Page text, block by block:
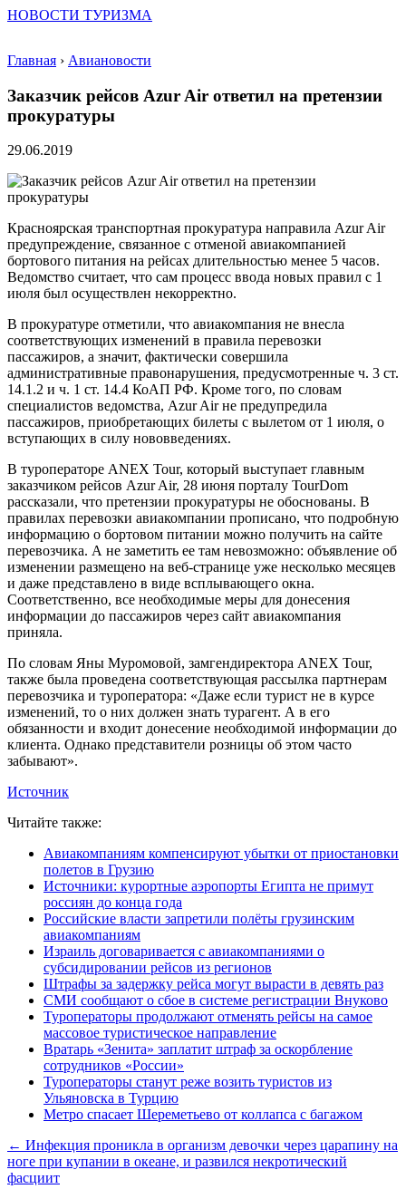
НОВОСТИ ТУРИЗМА
Главная › Авиановости
Заказчик рейсов Azur Air ответил на претензии
прокуратуры
29.06.2019
Красноярская транспортная прокуратура направила Azur Air
предупреждение, связанное с отменой авиакомпанией
бортового питания на рейсах длительностью менее 5 часов.
Ведомство считает, что сам процесс ввода новых правил с 1
июля был осуществлен некорректно.
В прокуратуре отметили, что авиакомпания не внесла
соответствующих изменений в правила перевозки
пассажиров, а значит, фактически совершила
административные правонарушения, предусмотренные ч. 3 ст.
14.1.2 и ч. 1 ст. 14.4 КоАП РФ. Кроме того, по словам
специалистов ведомства, Azur Air не предупредила
пассажиров, приобретающих билеты с вылетом от 1 июля, о
вступающих в силу нововведениях.
В туроператоре ANEX Tour, который выступает главным
заказчиком рейсов Azur Air, 28 июня порталу TourDom
рассказали, что претензии прокуратуры не обоснованы. В
правилах перевозки авиакомпании прописано, что подробную
информацию о бортовом питании можно получить на сайте
перевозчика. А не заметить ее там невозможно: объявление об
изменении размещено на веб-странице уже несколько месяцев
и даже представлено в виде всплывающего окна.
Соответственно, все необходимые меры для донесения
информации до пассажиров через сайт авиакомпания
приняла.
По словам Яны Муромовой, замгендиректора ANEX Tour,
также была проведена соответствующая рассылка партнерам
перевозчика и туроператора: «Даже если турист не в курсе
изменений, то о них должен знать турагент. А в его
обязанности и входит донесение необходимой информации до
клиента. Однако представители розницы об этом часто
забывают».
Источник
Читайте также:
Авиакомпаниям компенсируют убытки от приостановки
полетов в Грузию
Источники: курортные аэропорты Египта не примут
россиян до конца года
Российские власти запретили полёты грузинским
авиакомпаниям
Израиль договаривается с авиакомпаниями о
субсидировании рейсов из регионов
Штрафы за задержку рейса могут вырасти в девять раз
СМИ сообщают о сбое в системе регистрации Внуково
Туроператоры продолжают отменять рейсы на самое
массовое туристическое направление
Вратарь «Зенита» заплатит штраф за оскорбление
сотрудников «России»
Туроператоры станут реже возить туристов из
Ульяновска в Турцию
Метро спасает Шереметьево от коллапса с багажом
← Инфекция проникла в организм девочки через царапину на
ноге при купании в океане, и развился некротический
фасциит